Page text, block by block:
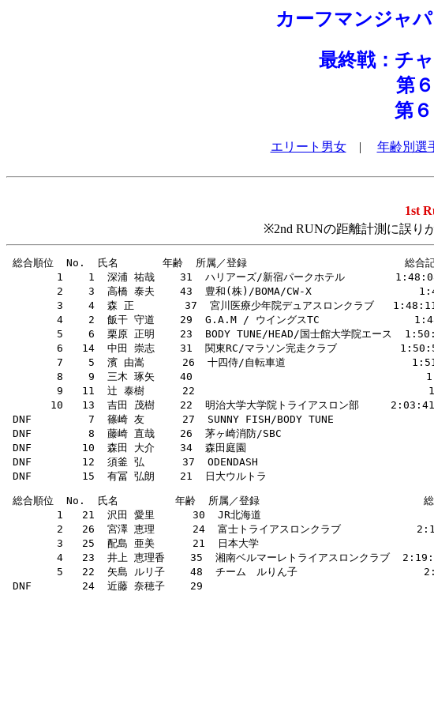
カーフマンジャ
最終戦：チ
第
第
エリート男女| 年齢別選
1st
※2nd RUNの距離計測に誤り
総合順位  No.  氏名       年齢  所属／登録                         総合記録  1
1    1  深浦 祐哉    31  ハリアーズ/新宿パークホテル
2    3  高橋 泰夫    43  豊和(株)/BOMA/CW-X
3    4  森 正        37  宮川医療少年院デュアスロンクラブ
4    2  飯干 守道    29  G.A.M / ウイングスTC
5    6  栗原 正明    23  BODY TUNE/HEAD/国士館大学院エース
6   14  中田 崇志    31  関東RC/マラソン完走クラブ
7    5  濱 由嵩      26  十四侍/自転車道
8    9  三木 琢矢    40
9   11  辻 泰樹      22
10   13  吉田 茂樹    22  明治大学大学院トライアスロン部
DNF         7  篠崎 友      27  SUNNY FISH/BODY
DNF         8  藤崎 直哉    26  茅ヶ崎
DNF        10  森田 大介    34  森田庭
DNF        12  須釜 弘      37
総合順位  No.  氏名         年齢  所属／登録                          総合記録
1   21  沢田 愛里      30  JR北海道
2   26  宮澤 恵理      24  富士トライアスロンクラブ
3   25  配島 亜美      21  日本大学
4   23  井上 恵理香    35  湘南ベルマーレトライアスロンクラブ
5   22  矢島 ルリ子    48  チーム　ルりん子